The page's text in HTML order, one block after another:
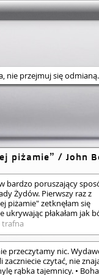
piżamie / John
bardzo poruszający
Żydów. Pierwszy raz z
piżamie" zetknęłam się
płakałam jak
się do biblioteki i mój
znaną mi już sceną z
pod ogrodzeniem obozu
jednym z uwięzionych
przypadkiem, kiedy to
w której zamieszkał
trafna
przeczytamy nic.
zaczniecie czytać, nie
rąbka tajemnicy. •